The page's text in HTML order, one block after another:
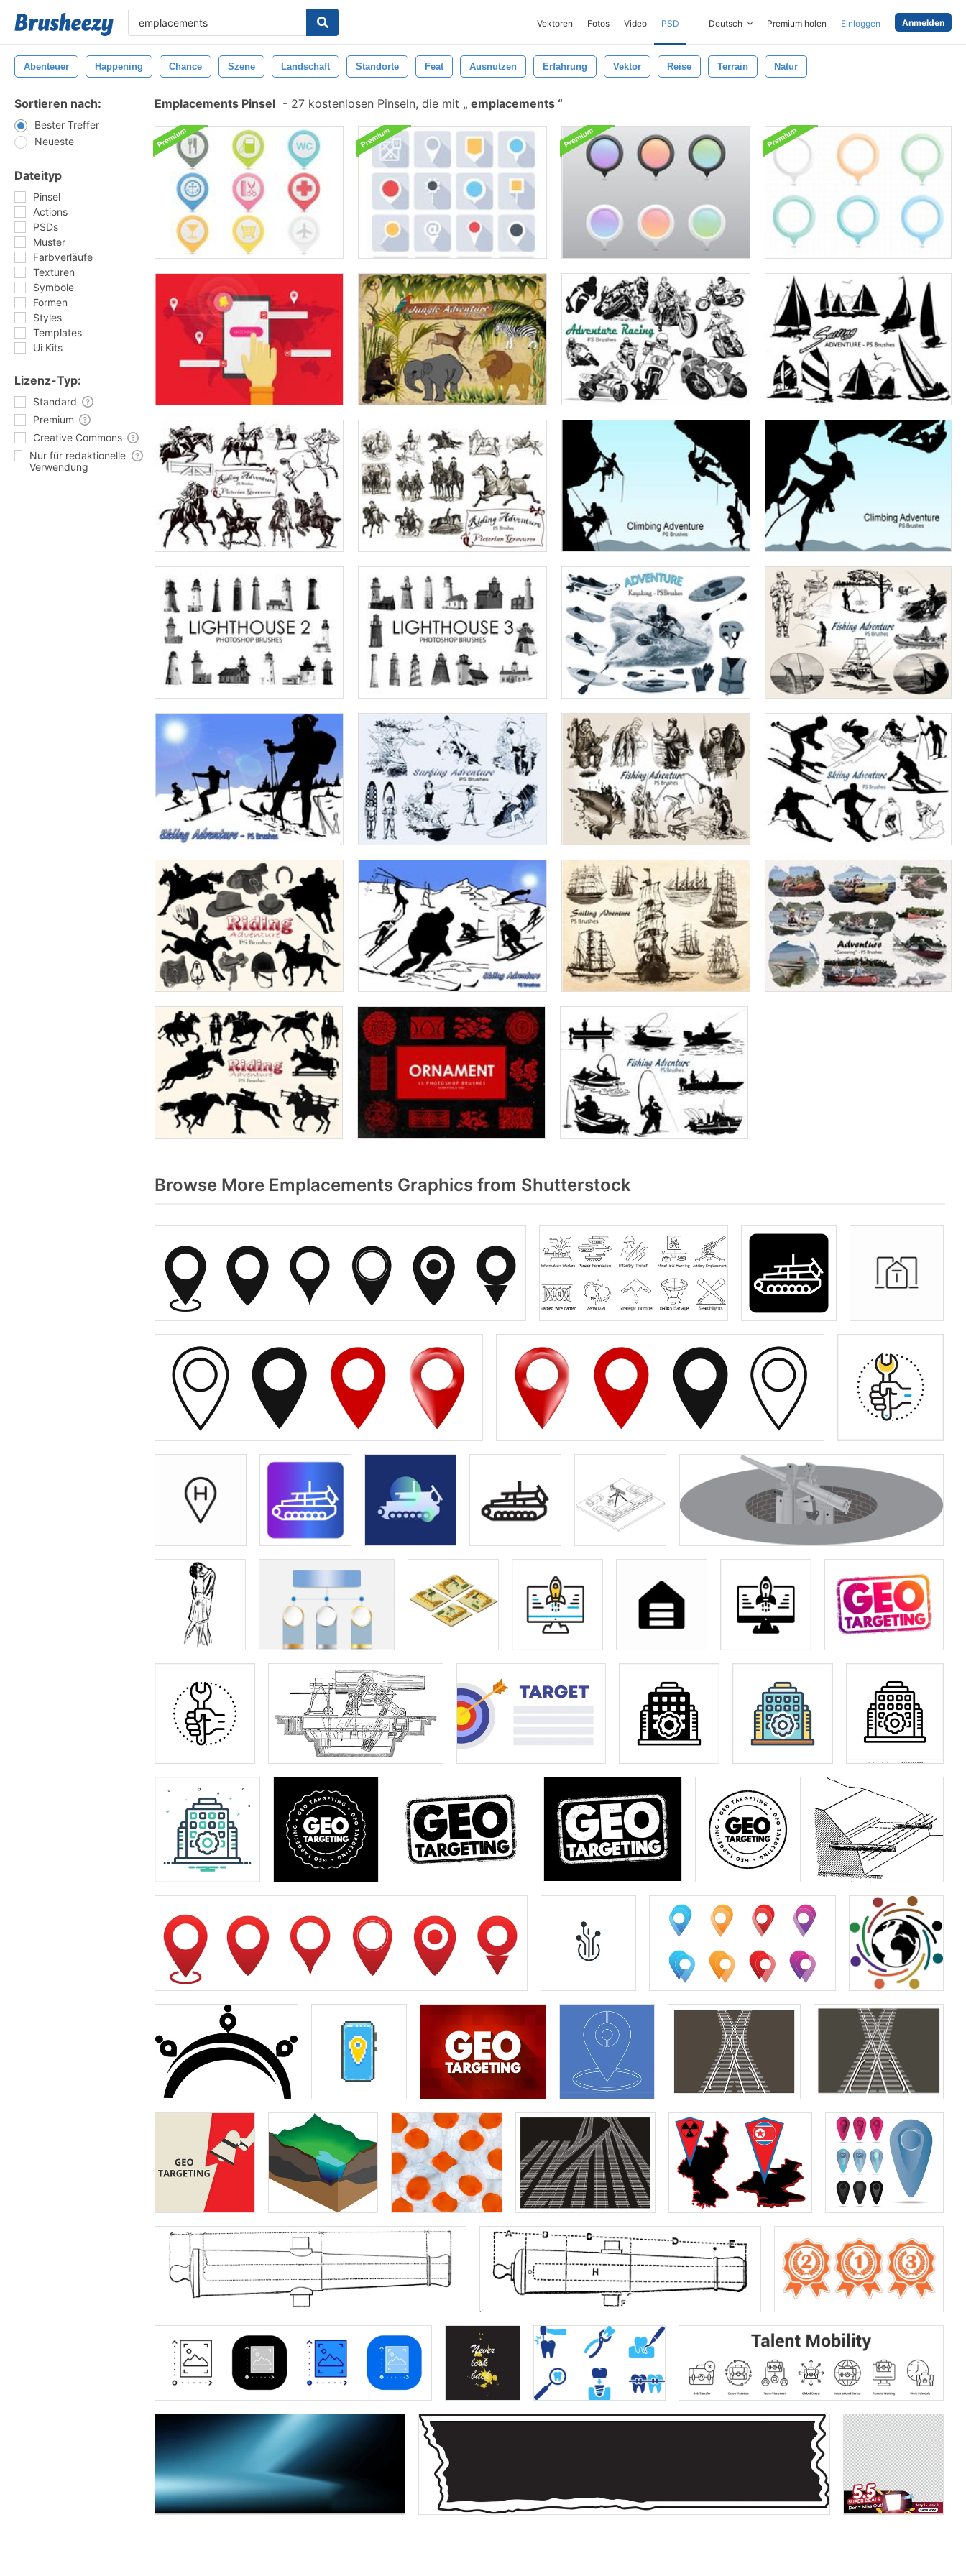
Vektoren Fotos Video PSD Deutsch Premium holen Einloggen Anmelden
Abenteuer Happening Chance Szene Landschaft Standorte Feat Ausnutzen Erfahrung Vektor Reise Terrain Natur
Sortieren nach:
Bester Treffer
Neueste
Dateityp
Pinsel
Actions
PSDs
Muster
Farbverläufe
Texturen
Symbole
Formen
Styles
Templates
Ui Kits
Lizenz-Typ:
Standard
Premium
Creative Commons
Nur für redaktionelle
Verwendung
Emplacements Pinsel - 27 kostenlosen Pinseln, die mit emplacements
Browse More Emplacements Graphics from Shutterstock